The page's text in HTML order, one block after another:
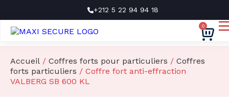
+212 5 22 94 94 18
0
Services
À propos
Accueil / Coffres forts pour particuliers / Coffres
forts particuliers / Coffre fort anti-effraction
VALBERG SB 600 KL